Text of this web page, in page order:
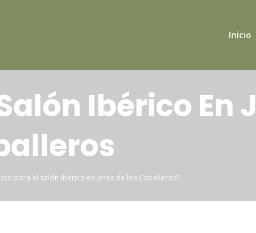
Inicio
Ibérico En
para el salón ibérico en Jerez de los Caballeros"